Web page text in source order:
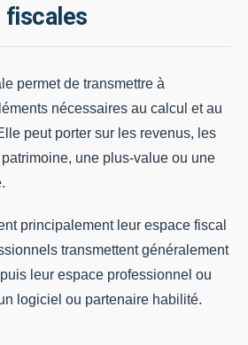
fiscales
permet de transmettre à
nécessaires au calcul et au
peut porter sur les revenus, les
une plus-value ou une
principalement leur espace fiscal
transmettent généralement
leur espace professionnel ou
logiciel ou partenaire habilité.